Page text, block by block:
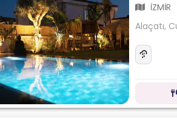
İZMİR
Alaçatı,